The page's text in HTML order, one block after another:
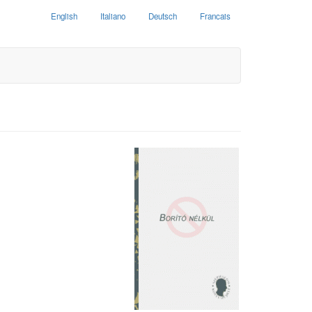
English Italiano Deutsch Francais